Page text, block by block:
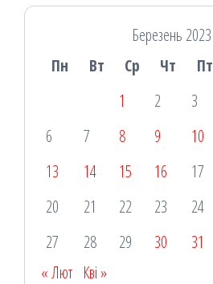
Березень 2023
Пн
Вт Ср Чт Пт
1
2 3
6
7 8 9 10
13
14 15 16 17
20
21 22 23 24
27
28 29 30
31
« Лют Кві »